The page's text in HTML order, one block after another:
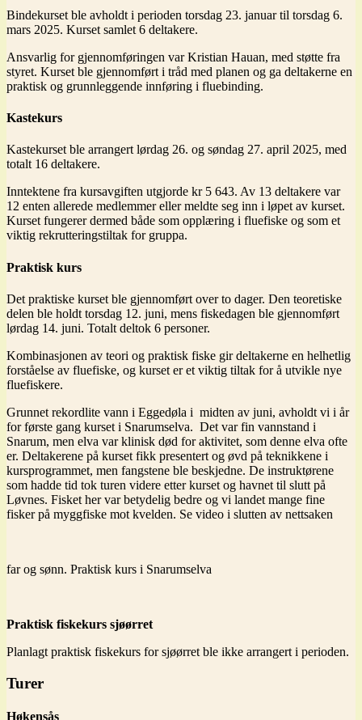
Bindekurset ble avholdt i perioden torsdag 23. januar til torsdag 6.
mars 2025. Kurset samlet 6 deltakere.
Ansvarlig for gjennomføringen var Kristian Hauan, med støtte fra
styret. Kurset ble gjennomført i tråd med planen og ga deltakerne en
praktisk og grunnleggende innføring i fluebinding.
Kastekurs
Kastekurset ble arrangert lørdag 26. og søndag 27. april 2025, med
totalt 16 deltakere.
Inntektene fra kursavgiften utgjorde kr 5 643. Av 13 deltakere var
12 enten allerede medlemmer eller meldte seg inn i løpet av kurset.
Kurset fungerer dermed både som opplæring i fluefiske og som et
viktig rekrutteringstiltak for gruppa.
Praktisk kurs
Det praktiske kurset ble gjennomført over to dager. Den teoretiske
delen ble holdt torsdag 12. juni, mens fiskedagen ble gjennomført
lørdag 14. juni. Totalt deltok 6 personer.
Kombinasjonen av teori og praktisk fiske gir deltakerne en helhetlig
forståelse av fluefiske, og kurset er et viktig tiltak for å utvikle nye
fluefiskere.
Grunnet rekordlite vann i Eggedøla i midten av juni, avholdt vi i år
for første gang kurset i Snarumselva. Det var fin vannstand i
Snarum, men elva var klinisk død for aktivitet, som denne elva ofte
er. Deltakerene på kurset fikk presentert og øvd på teknikkene i
kursprogrammet, men fangstene ble beskjedne. De instruktørene
som hadde tid tok turen videre etter kurset og havnet til slutt på
Løvnes. Fisket her var betydelig bedre og vi landet mange fine
fisker på myggfiske mot kvelden. Se video i slutten av nettsaken
far og sønn. Praktisk kurs i Snarumselva
Praktisk fiskekurs sjøørret
Planlagt praktisk fiskekurs for sjøørret ble ikke arrangert i perioden.
Turer
Høkensås